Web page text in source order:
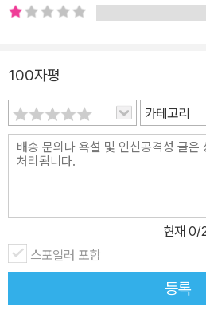
장 뜨거운 우정을 나눈 승기, 어떻게 지
들지 않는 짝꿍이 된 홍자와 옥순, 최애
바라는 선자, 자기답게 살기를 끝까지
홍무…. 작가는 누구에게나 하나하나, 저마다의 모습으로 구체적인 삶
이 존재한다는 당연한 사실을 부지런히
그러하듯, 삶에는 슬픔 못지않은 분명
다는 사실을 그들의 삶으로써 생생하
음으로 시작되었던 노년이라는 세계의
어 다채로운 색으로 모두 다른 질감으로 선명
이렇게나 많은 노년이 존재한다는 것,
100자평
카테고리
현재 0/
스포일러 포함
등록